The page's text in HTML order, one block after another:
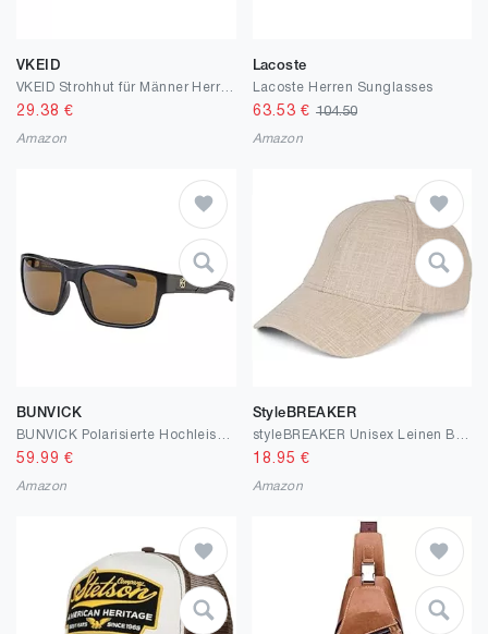
VKEID
VKEID Strohhut für Männer Herren-Sommer-Cowboy-Strohhut, kann gefaltet Werden, lässig, Bergsteigen, atmungsaktiv, Coole Kappe, Sonnenschutz, große Krempe
29.38 €
Amazon
Lacoste
Lacoste Herren Sunglasses
63.53 € 104.50
Amazon
BUNVICK
59.99 €
Amazon
StyleBREAKER
18.95 €
Amazon